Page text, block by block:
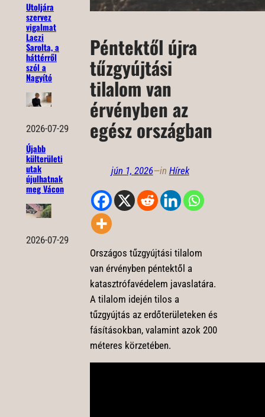
Utoljára
szervez
vigalmat
Laczi
Sarolta, a
háttérről
szól a
Nagyító
2026-07-29
Újabb
külterületi
utak
újulhatnak
meg Vácon
2026-07-29
Péntektől újra
tűzgyújtási
tilalom van
érvényben az
egész országban
jún 1, 2026—in Hírek
Országos tűzgyújtási tilalom
van érvényben péntektől a
katasztrófavédelem javaslatára.
A tilalom idején tilos a
tűzgyújtás az erdőterületeken és
fásításokban, valamint azok 200
méteres körzetében.